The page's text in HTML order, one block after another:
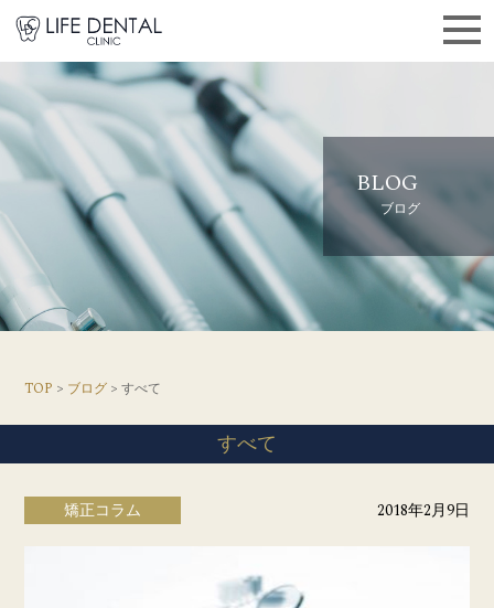
BLOG
ブログ
TOP > ブログ > すべて
すべて
2018年2月9日
矯正コラム